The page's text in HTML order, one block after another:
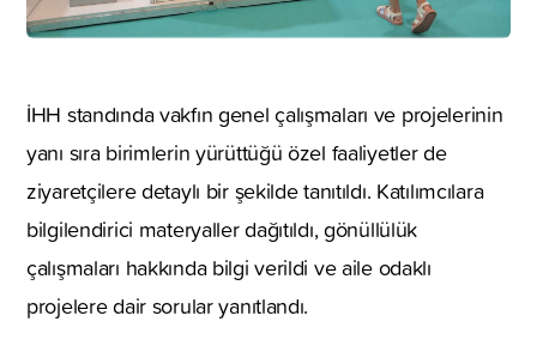
İHH standında vakfın genel çalışmaları ve projelerinin
yanı sıra birimlerin yürüttüğü özel faaliyetler de
ziyaretçilere detaylı bir şekilde tanıtıldı. Katılımcılara
bilgilendirici materyaller dağıtıldı, gönüllülük
çalışmaları hakkında bilgi verildi ve aile odaklı
projelere dair sorular yanıtlandı.